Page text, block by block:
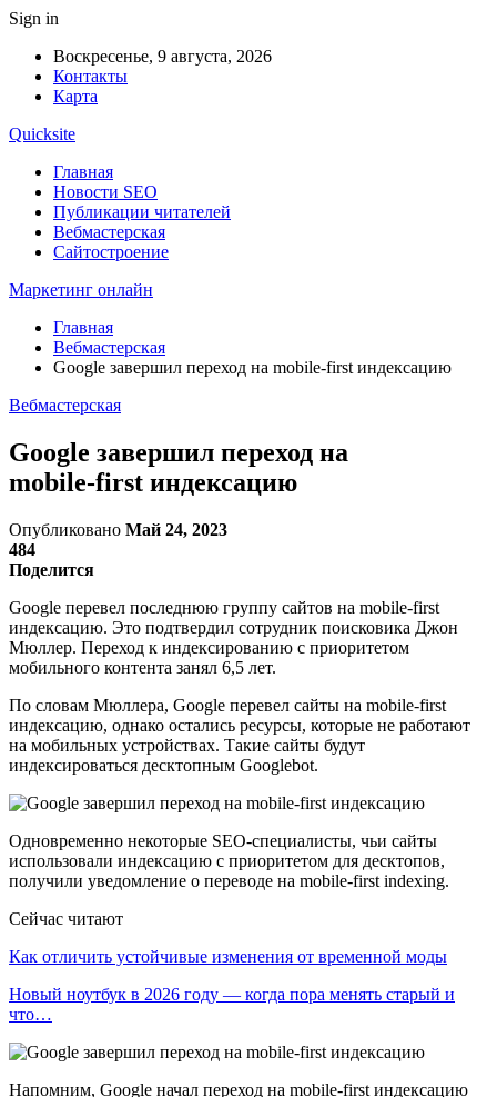
Sign in
Воскресенье, 9 августа, 2026
Контакты
Карта
Quicksite
Главная
Новости SEO
Публикации читателей
Вебмастерская
Сайтостроение
Маркетинг онлайн
Главная
Вебмастерская
Google завершил переход на mobile‑first индексацию
Вебмастерская
Google завершил переход на
mobile‑first индексацию
Опубликовано Май 24, 2023
484
Поделится
Google перевел последнюю группу сайтов на mobile‑first
индексацию. Это подтвердил сотрудник поисковика Джон
Мюллер. Переход к индексированию с приоритетом
мобильного контента занял 6,5 лет.
По словам Мюллера, Google перевел сайты на mobile‑first
индексацию, однако остались ресурсы, которые не работают
на мобильных устройствах. Такие сайты будут
индексироваться десктопным Googlebot.
Одновременно некоторые SEO-специалисты, чьи сайты
использовали индексацию с приоритетом для десктопов,
получили уведомление о переводе на mobile‑first indexing.
Сейчас читают
Как отличить устойчивые изменения от временной моды
Новый ноутбук в 2026 году — когда пора менять старый и
что…
Напомним, Google начал переход на mobile-first индексацию